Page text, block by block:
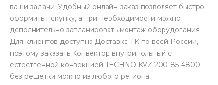
ваши задачи. Удобный онлайн-заказ позволяет быстро
оформить покупку, а при необходимости можно
дополнительно запланировать монтаж оборудования.
Для клиентов доступна Доставка ТК по всей России,
поэтому заказать Конвектор внутрипольный с
естественной конвекцией TECHNO KVZ 200-85-4800
без решетки можно из любого региона.